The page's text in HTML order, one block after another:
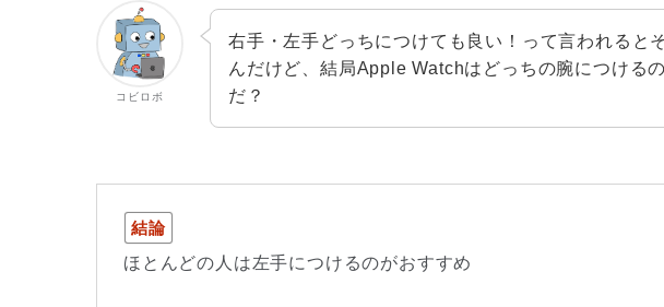
コビロボ
右手・左手どっちにつけても良い！って言われると
んだけど、結局Apple Watchはどっちの腕につける
だ？
結論
ほとんどの人は左手につけるのがおすすめ